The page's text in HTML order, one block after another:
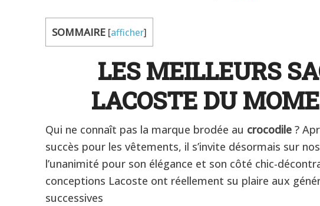
SOMMAIRE [afficher]
LES MEILLEURS
LACOSTE DU
Qui ne connaît pas la marque brodée au crocodile ?
succès pour les vêtements, il s’invite désormais sur
l’unanimité pour son élégance et son côté chic-
conceptions Lacoste ont réellement su plaire aux
successives